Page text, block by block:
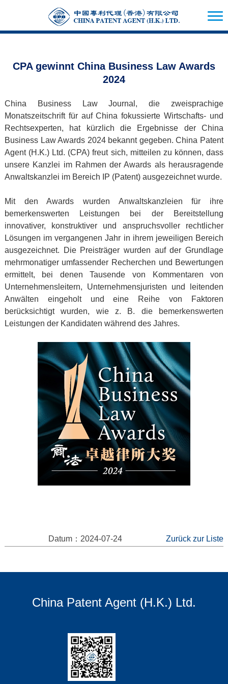
CPA gewinnt China Business Law Awards
2024
China Business Law Journal, die zweisprachige
Monatszeitschrift für auf China fokussierte Wirtschafts- und
Rechtsexperten, hat kürzlich die Ergebnisse der China
Business Law Awards 2024 bekannt gegeben. China Patent
Agent (H.K.) Ltd. (CPA) freut sich, mitteilen zu können, dass
unsere Kanzlei im Rahmen der Awards als herausragende
Anwaltskanzlei im Bereich IP (Patent) ausgezeichnet wurde.
Mit den Awards wurden Anwaltskanzleien für ihre
bemerkenswerten Leistungen bei der Bereitstellung
innovativer, konstruktiver und anspruchsvoller rechtlicher
Lösungen im vergangenen Jahr in ihrem jeweiligen Bereich
ausgezeichnet. Die Preisträger wurden auf der Grundlage
mehrmonatiger umfassender Recherchen und Bewertungen
ermittelt, bei denen Tausende von Kommentaren von
Unternehmensleitern, Unternehmensjuristen und leitenden
Anwälten eingeholt und eine Reihe von Faktoren
berücksichtigt wurden, wie z. B. die bemerkenswerten
Leistungen der Kandidaten während des Jahres.
Datum：2024-07-24 Zurück zur Liste
China Patent Agent (H.K.) Ltd.